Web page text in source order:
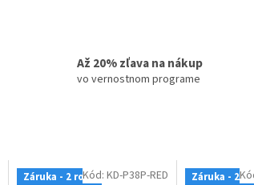
Až 20% zľava na nákup
vo vernostnom programe
Záruka - 2 rokyKód:KD-P38P-RED
Záruka - 2